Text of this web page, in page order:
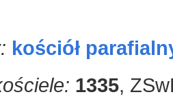
kościół
1335,